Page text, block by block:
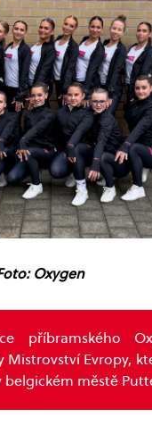
Oxygen
příbramského
Mistrovství Evropy,
belgickém městě